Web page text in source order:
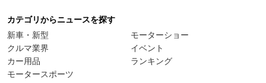
カテゴリからニュースを探す
新車・新型
クルマ業界
カー用品
モータースポーツ
モーターショー
イベント
ランキング